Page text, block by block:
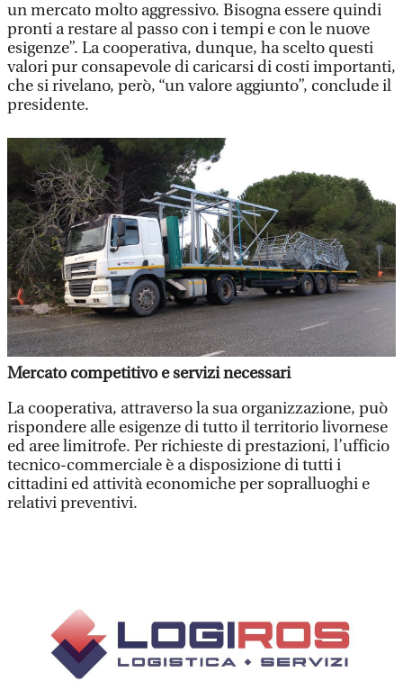
un mercato molto aggressivo. Bisogna essere quindi
pronti a restare al passo con i tempi e con le nuove
esigenze”. La cooperativa, dunque, ha scelto questi
valori pur consapevole di caricarsi di costi importanti,
che si rivelano, però, “un valore aggiunto”, conclude il
presidente.
Mercato competitivo e servizi necessari
La cooperativa, attraverso la sua organizzazione, può
rispondere alle esigenze di tutto il territorio livornese
ed aree limitrofe. Per richieste di prestazioni, l’ufficio
tecnico-commerciale è a disposizione di tutti i
cittadini ed attività economiche per sopralluoghi e
relativi preventivi.